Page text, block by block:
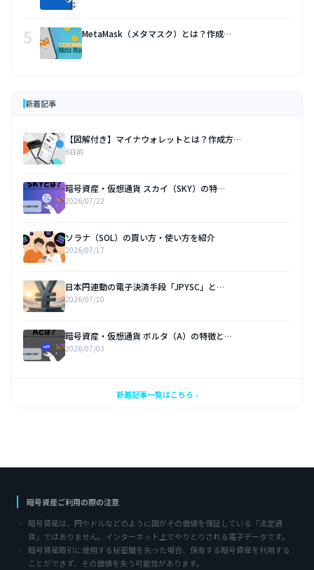
5 MetaMask（メタマスク）とは？作成…
新着記事
【図解付き】マイナウォレットとは？作成方…
6日前
暗号資産・仮想通貨 スカイ（SKY）の特…
2026/07/22
ソラナ（SOL）の買い方・使い方を紹介
2026/07/17
日本円連動の電子決済手段「JPYSC」と…
2026/07/10
暗号資産・仮想通貨 ボルタ（A）の特徴と…
2026/07/03
新着記事一覧はこちら ›
暗号資産ご利用の際の注意
暗号資産は、円やドルなどのように国がその価値を保証している「法定通
貨」ではありません。インターネット上でやりとりされる電子データです。
暗号資産取引に使用する秘密鍵を失った場合、保有する暗号資産を利用する
ことができず、その価値を失う可能性があります。